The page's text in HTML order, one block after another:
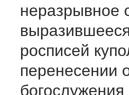
неразрывное
росписей
перенесении